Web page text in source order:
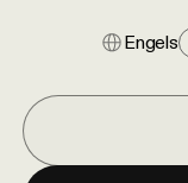
Engels